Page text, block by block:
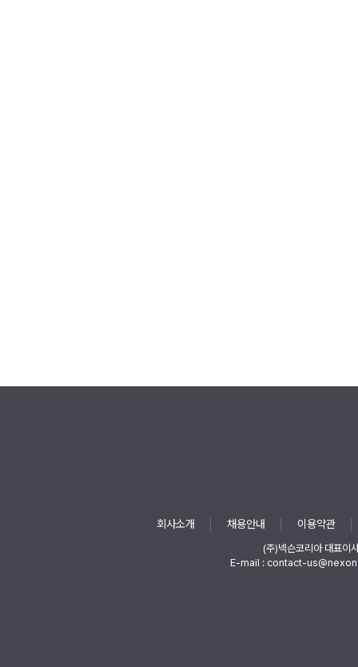
회사소개 채용안내 이용약관
(주)넥슨코리아 대표이
E-mail : contact-